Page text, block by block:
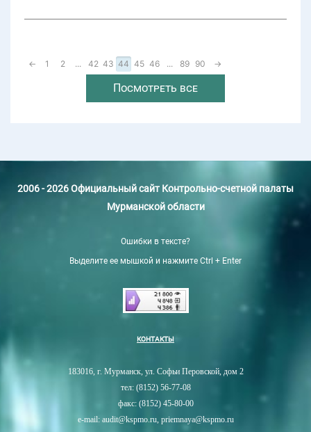
← 1 2 ... 42 43 44 45 46 ... 89 90 →
Посмотреть все
2006 - 2026 Официальный сайт Контрольно-счетной палаты
Мурманской области
Ошибки в тексте?
Выделите ее мышкой и нажмите Ctrl + Enter
КОНТАКТЫ
183016, г. Мурманск, ул. Софьи Перовской, дом 2
тел: (8152) 56-77-08
факс: (8152) 45-80-00
e-mail: audit@kspmo.ru, priemnaya@kspmo.ru